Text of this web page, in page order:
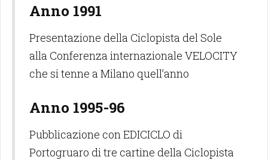
Anno 1991
Presentazione della Ciclopista del Sole
alla Conferenza internazionale VELOCITY
che si tenne a Milano quell’anno
Anno 1995-96
Pubblicazione con EDICICLO di
Portogruaro di tre cartine della Ciclopista